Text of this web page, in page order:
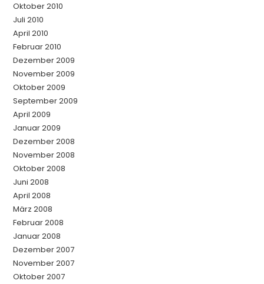
Oktober 2010
Juli 2010
April 2010
Februar 2010
Dezember 2009
November 2009
Oktober 2009
September 2009
April 2009
Januar 2009
Dezember 2008
November 2008
Oktober 2008
Juni 2008
April 2008
März 2008
Februar 2008
Januar 2008
Dezember 2007
November 2007
Oktober 2007